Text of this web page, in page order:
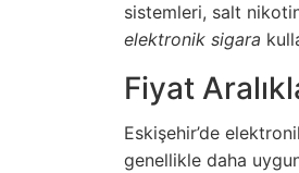
sistemleri, salt
elektronik sigara
Fiyat
Eskişehir’de
genellikle daha